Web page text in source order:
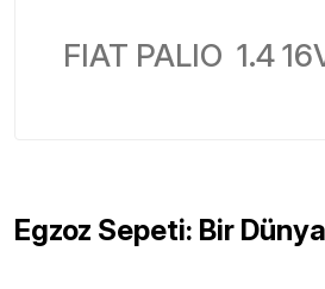
FIAT PALIO 1.4
Egzoz Sepeti: Bir